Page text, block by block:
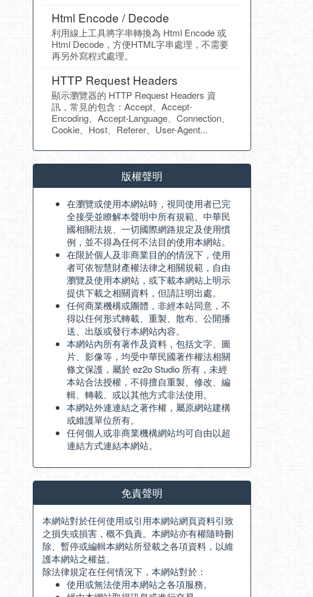
Html Encode / Decode
利用線上工具將字串轉換為 Html Encode 或
Html Decode，方便HTML字串處理，不需要
再另外寫程式處理。
HTTP Request Headers
顯示瀏覽器的 HTTP Request Headers 資
訊，常見的包含：Accept、Accept-
Encoding、Accept-Language、Connection、
Cookie、Host、Referer、User-Agent...
版權聲明
在瀏覽或使用本網站時，視同使用者已完
全接受並瞭解本聲明中所有規範、中華民
國相關法規、一切國際網路規定及使用慣
例，並不得為任何不法目的使用本網站。
在限於個人及非商業目的的情況下，使用
者可依智慧財產權法律之相關規範，自由
瀏覽及使用本網站，或下載本網站上明示
提供下載之相關資料，但請註明出處。
任何商業機構或團體，非經本站同意，不
得以任何形式轉載、重製、散布、公開播
送、出版或發行本網站內容。
本網站內所有著作及資料，包括文字、圖
片、影像等，均受中華民國著作權法相關
條文保護，屬於 ez2o Studio 所有，未經
本站合法授權，不得擅自重製、修改、編
輯、轉載、或以其他方式非法使用。
本網站外連連結之著作權，屬原網站建構
或維護單位所有。
任何個人或非商業機構網站均可自由以超
連結方式連結本網站。
免責聲明
本網站對於任何使用或引用本網站網頁資料引致
之損失或損害，概不負責。本網站亦有權隨時刪
除、暫停或編輯本網站所登載之各項資料，以維
護本網站之權益。
除法律規定在任何情況下，本網站對於：
使用或無法使用本網站之各項服務。